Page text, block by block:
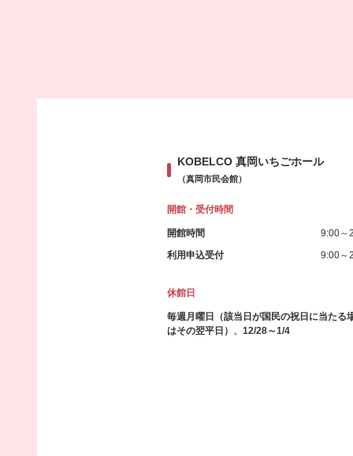
KOBELCO 真岡いちごホール
（真岡市民会館）
開館・受付時間
開館時間
9:00～
利用申込受付
9:00～
休館日
毎週月曜日（該当日が国民の祝日に当たる
はその翌平日）、12/28～1/4